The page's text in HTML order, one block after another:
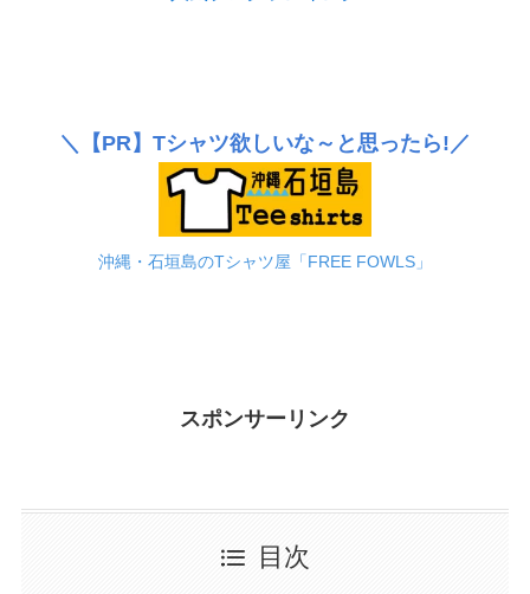
＼ 【PR】 Tシャツ欲しいな～と思ったら!／
沖縄・石垣島のTシャツ屋「FREE FOWLS」
スポンサーリンク
目次